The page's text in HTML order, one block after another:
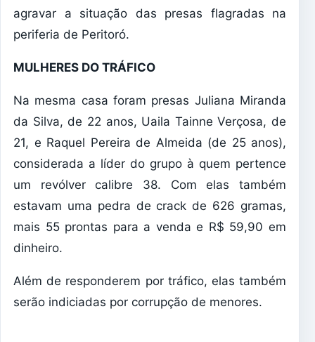
agravar a situação das presas flagradas na
periferia de Peritoró.
MULHERES DO TRÁFICO
Na mesma casa foram presas Juliana Miranda
da Silva, de 22 anos, Uaila Tainne Verçosa, de
21, e Raquel Pereira de Almeida (de 25 anos),
considerada a líder do grupo à quem pertence
um revólver calibre 38. Com elas também
estavam uma pedra de crack de 626 gramas,
mais 55 prontas para a venda e R$ 59,90 em
dinheiro.
Além de responderem por tráfico, elas também
serão indiciadas por corrupção de menores.